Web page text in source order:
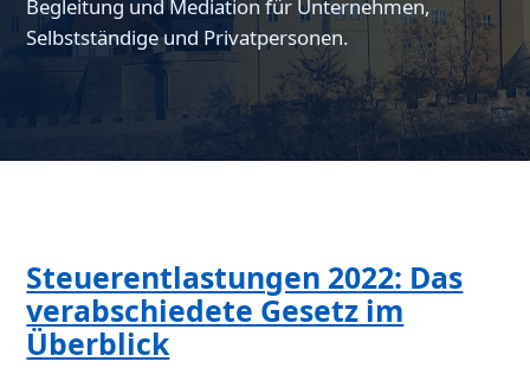
Begleitung und Mediation für Unternehmen,
Selbstständige und Privatpersonen.
Steuerentlastungen 2022: Das
verabschiedete Gesetz im
Überblick